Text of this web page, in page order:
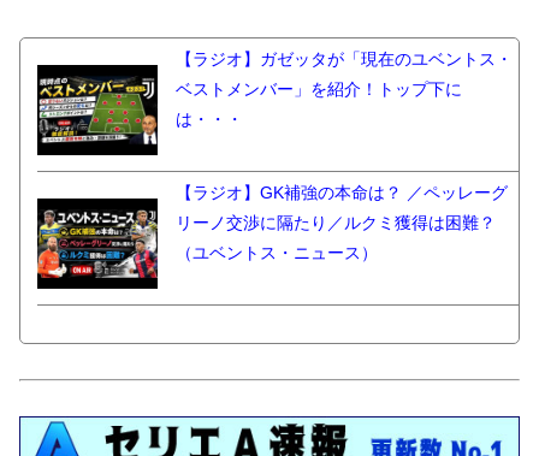
【ラジオ】ガゼッタが「現在のユベントス・
ベストメンバー」を紹介！トップ下に
は・・・
【ラジオ】GK補強の本命は？ ／ペッレーグ
リーノ交渉に隔たり／ルクミ獲得は困難？
（ユベントス・ニュース）